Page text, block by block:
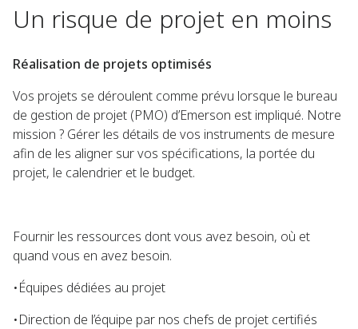
Un risque de projet en moins
Réalisation de projets optimisés
Vos projets se déroulent comme prévu lorsque le bureau
de gestion de projet (PMO) d’Emerson est impliqué. Notre
mission ? Gérer les détails de vos instruments de mesure
afin de les aligner sur vos spécifications, la portée du
projet, le calendrier et le budget.
Fournir les ressources dont vous avez besoin, où et
quand vous en avez besoin.
•Équipes dédiées au projet
•Direction de l’équipe par nos chefs de projet certifiés